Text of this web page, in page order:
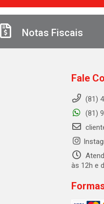
Notas Fiscais
Fale
(81)
(81)
às 12h e